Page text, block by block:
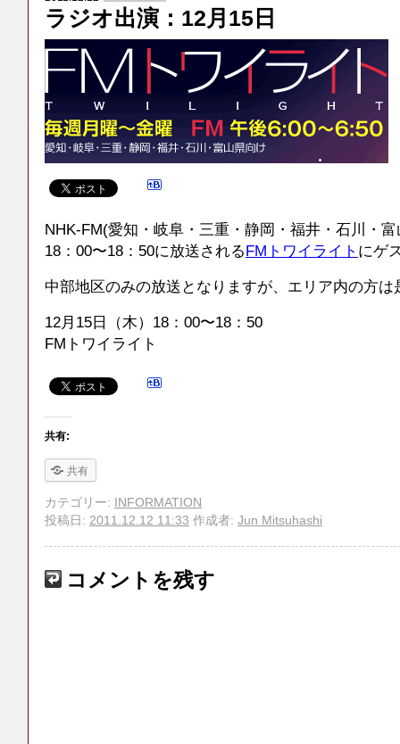
ラジオ出演：12月15日
NHK-FM(愛知・岐阜・三重・静岡・福井・石川・
18：00〜18：50に放送されるFMトワイライト にゲ
中部地区のみの放送となりますが、エリア内の方は
12月15日（木）18：00〜18：50
FMトワイライト
共有:
共有
カテゴリー: INFORMATION
投稿日: 2011.12.12 11:33 作成者: Jun Mitsuhashi
コメントを残す